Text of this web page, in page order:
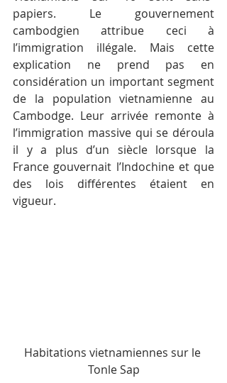
papiers. Le gouvernement
cambodgien attribue ceci à
l’immigration illégale. Mais cette
explication ne prend pas en
considération un important segment
de la population vietnamienne au
Cambodge. Leur arrivée remonte à
l’immigration massive qui se déroula
il y a plus d’un siècle lorsque la
France gouvernait l’Indochine et que
des lois différentes étaient en
vigueur.
Habitations vietnamiennes sur le
Tonle Sap